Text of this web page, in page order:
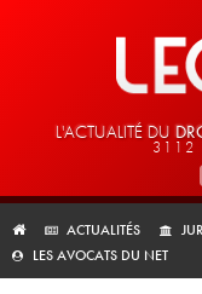
L'ACTUALITÉ DU
3112
ACTUALITÉS
LES AVOCATS DU NET